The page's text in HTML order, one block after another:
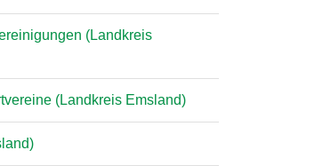
(Landkreis
(Landkreis Emsland)